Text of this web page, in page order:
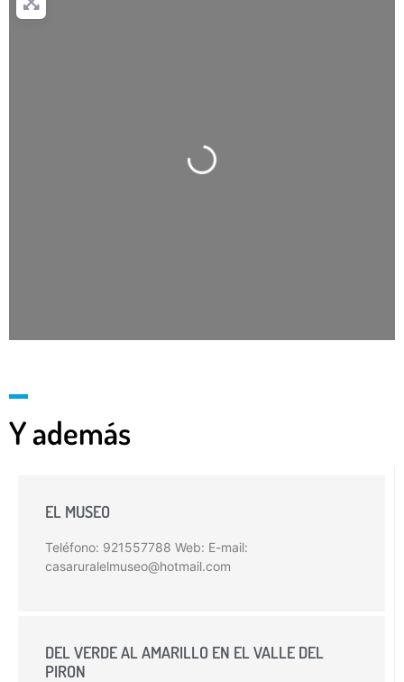
Cargando…
Y además
EL MUSEO
Teléfono: 921557788 Web: E-mail:
casaruralelmuseo@hotmail.com
DEL VERDE AL AMARILLO EN EL VALLE DEL
PIRON